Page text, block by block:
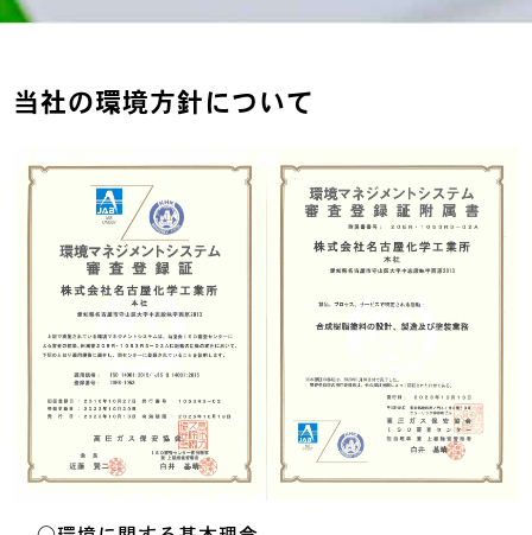
当社の環境方針について